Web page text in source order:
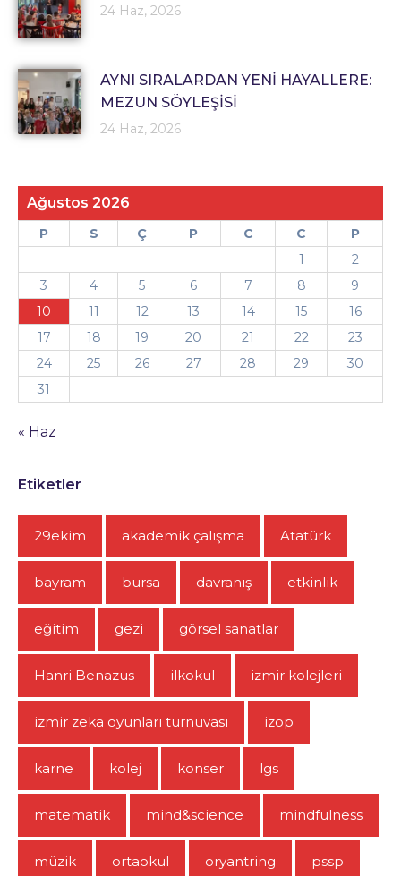
24 Haz, 2026
AYNI SIRALARDAN YENİ HAYALLERE:
MEZUN SÖYLEŞİSİ
24 Haz, 2026
Ağustos 2026
P S Ç P C C
P
1
2
3
4 5 6 7 8
9
10
11 12 13 14 15
16
17
18 19 20 21 22
23
24
25 26 27 28 29
30
31
« Haz
Etiketler
29ekim akademik çalışma Atatürk
bayram bursa davranış etkinlik
eğitim gezi görsel sanatlar
Hanri Benazus ilkokul izmir kolejleri
izmir zeka oyunları turnuvası izop
karne kolej konser lgs
matematik mind&science mindfulness
müzik ortaokul oryantring pssp